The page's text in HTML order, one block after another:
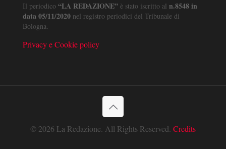
Il periodico “LA REDAZIONE” è stato iscritto al n.8548 in
data 05/11/2020 nel registro periodici del Tribunale di
Bologna.
Privacy e Cookie policy
© 2026 La Redazione. All Rights Reserved. Credits